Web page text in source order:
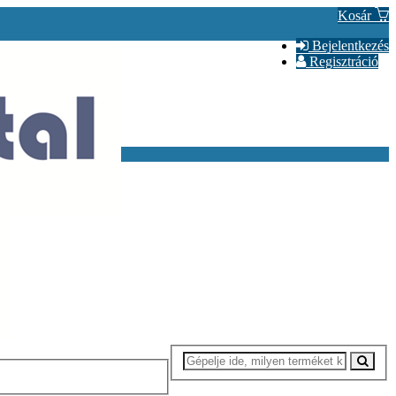
Kosár
Bejelentkezés
Regisztráció